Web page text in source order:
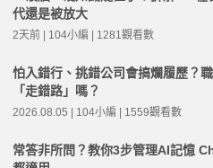
代還是被放大
2天前 | 104小編 | 1281觀看數
怕入錯行、挑錯公司會搞爛履歷？
「走錯路」嗎？
2026.08.05 | 104小編 | 1559觀看數
常答非所問？教你3步管理AI記憶